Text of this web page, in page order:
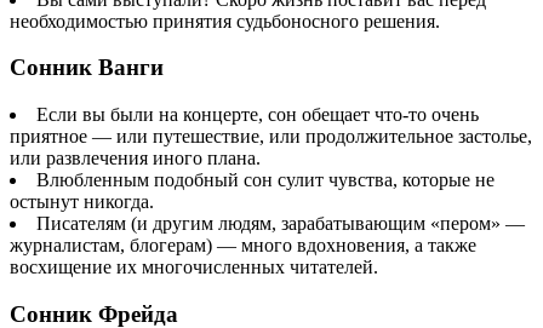
необходимостью принятия судьбоносного решения.
Сонник Ванги
Если вы были на концерте, сон обещает что-то очень
приятное — или путешествие, или продолжительное застолье,
или развлечения иного плана.
Влюбленным подобный сон сулит чувства, которые не
остынут никогда.
Писателям (и другим людям, зарабатывающим «пером» —
журналистам, блогерам) — много вдохновения, а также
восхищение их многочисленных читателей.
Сонник Фрейда